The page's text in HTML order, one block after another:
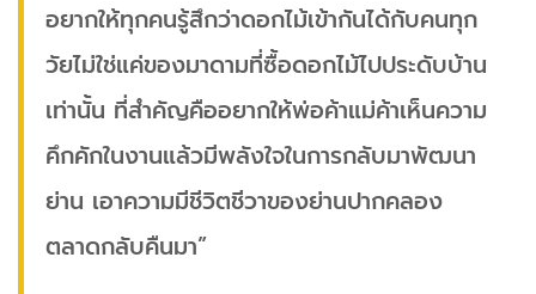
อยากให้ทุกคนรู้สึกว่าดอกไม้เข้ากันได้กับคนทุก
วัยไม่ใช่แค่ของมาดามที่ซื้อดอกไม้ไปประดับบ้าน
เท่านั้น ที่สำคัญคืออยากให้พ่อค้าแม่ค้าเห็นความ
คึกคักในงานแล้วมีพลังใจในการกลับมาพัฒนา
ย่าน เอาความมีชีวิตชีวาของย่านปากคลอง
ตลาดกลับคืนมา”